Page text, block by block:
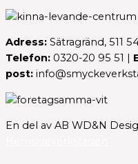
Adress: Sätragränd, 511
Telefon: 0320-20 95 51 |
post:
En del av AB WD&N